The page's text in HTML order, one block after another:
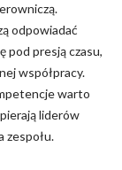
odpowiadać
pod presją czasu,
współpracy.
warto
liderów
zespołu.